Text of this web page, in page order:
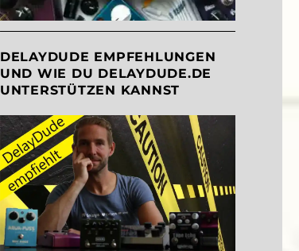
DELAYDUDE EMPFEHLUNGEN
UND WIE DU DELAYDUDE.DE
UNTERSTÜTZEN KANNST